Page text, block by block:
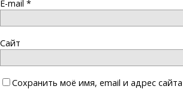
E-mail *
Сайт
Сохранить моё имя, email и адрес